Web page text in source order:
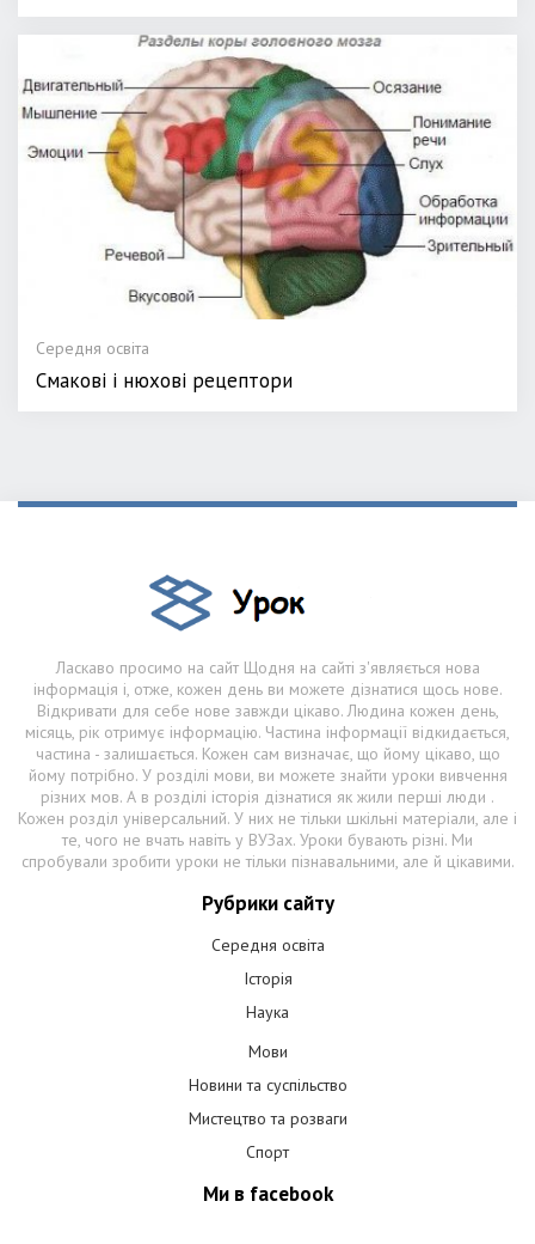
Середня освіта
Смакові і нюхові рецептори
Ласкаво просимо на сайт Щодня на сайті з'являється нова
інформація і, отже, кожен день ви можете дізнатися щось нове.
Відкривати для себе нове завжди цікаво. Людина кожен день,
місяць, рік отримує інформацію. Частина інформації відкидається,
частина - залишається. Кожен сам визначає, що йому цікаво, що
йому потрібно. У розділі мови, ви можете знайти уроки вивчення
різних мов. А в розділі історія дізнатися як жили перші люди .
Кожен розділ універсальний. У них не тільки шкільні матеріали, але і
те, чого не вчать навіть у ВУЗах. Уроки бувають різні. Ми
спробували зробити уроки не тільки пізнавальними, але й цікавими.
Рубрики сайту
Середня освіта
Історія
Наука
Мови
Новини та суспільство
Мистецтво та розваги
Спорт
Ми в facebook